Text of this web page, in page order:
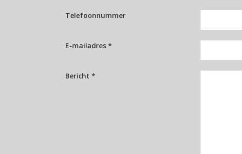
Telefoonnummer
E-mailadres *
Bericht *